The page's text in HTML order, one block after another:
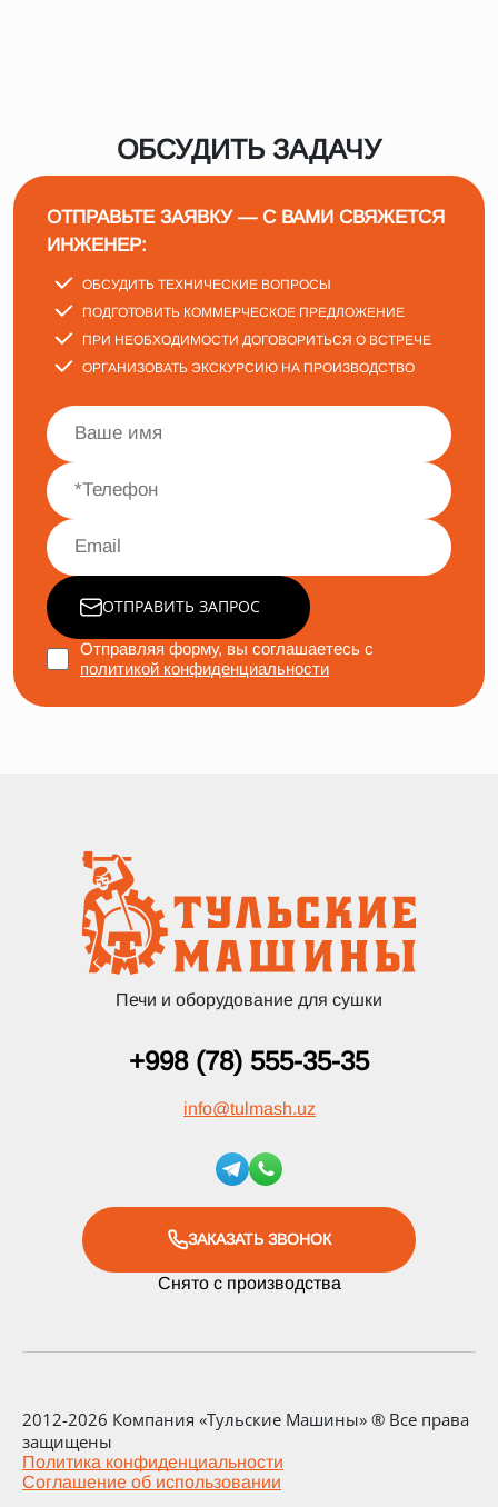
ОБСУДИТЬ ЗАДАЧУ
ОТПРАВЬТЕ ЗАЯВКУ — С ВАМИ СВЯЖЕТСЯ
ИНЖЕНЕР:
ОБСУДИТЬ ТЕХНИЧЕСКИЕ ВОПРОСЫ
ПОДГОТОВИТЬ КОММЕРЧЕСКОЕ ПРЕДЛОЖЕНИЕ
ПРИ НЕОБХОДИМОСТИ ДОГОВОРИТЬСЯ О ВСТРЕЧЕ
ОРГАНИЗОВАТЬ ЭКСКУРСИЮ НА ПРОИЗВОДСТВО
ОТПРАВИТЬ ЗАПРОС
Отправляя форму, вы соглашаетесь с
политикой конфиденциальности
Печи и оборудование для сушки
+998 (78) 555-35-35
info@tulmash.uz
ЗАКАЗАТЬ ЗВОНОК
Снято с производства
2012-2026 Компания «Тульские Машины» ® Все права
защищены
Политика конфиденциальности
Соглашение об использовании